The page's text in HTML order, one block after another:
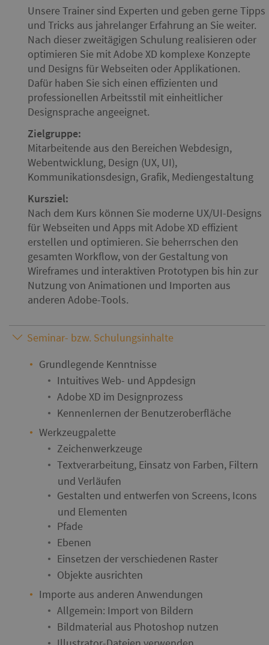
Unsere Trainer sind Experten und geben gerne Tipps
und Tricks aus jahrelanger Erfahrung an Sie weiter.
Nach dieser zweitägigen Schulung realisieren oder
optimieren Sie mit Adobe XD komplexe Konzepte
und Designs für Webseiten oder Applikationen.
Dafür haben Sie sich einen effizienten und
professionellen Arbeitsstil mit einheitlicher
Designsprache angeeignet.
Zielgruppe:
Mitarbeitende aus den Bereichen Webdesign,
Webentwicklung, Design (UX, UI),
Kommunikationsdesign, Grafik, Mediengestaltung
Kursziel:
Nach dem Kurs können Sie moderne UX/UI-Designs
für Webseiten und Apps mit Adobe XD effizient
erstellen und optimieren. Sie beherrschen den
gesamten Workflow, von der Gestaltung von
Wireframes und interaktiven Prototypen bis hin zur
Nutzung von Animationen und Importen aus
anderen Adobe-Tools.
Seminar- bzw. Schulungsinhalte
Grundlegende Kenntnisse
Intuitives Web- und Appdesign
Adobe XD im Designprozess
Kennenlernen der Benutzeroberfläche
Werkzeugpalette
Zeichenwerkzeuge
Textverarbeitung, Einsatz von Farben, Filtern
und Verläufen
Gestalten und entwerfen von Screens, Icons
und Elementen
Pfade
Ebenen
Einsetzen der verschiedenen Raster
Objekte ausrichten
Importe aus anderen Anwendungen
Allgemein: Import von Bildern
Bildmaterial aus Photoshop nutzen